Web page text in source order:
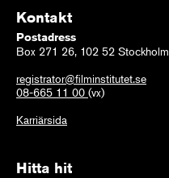
Kontakt
Postadress
Box 271 26, 102 52 Stockholm
registrator@filminstitutet.se
08-665 11 00 (vx)
Karriärsida
Hitta hit